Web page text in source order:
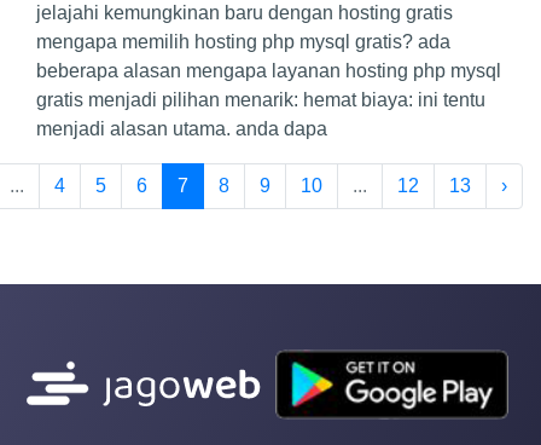
jelajahi kemungkinan baru dengan hosting gratis
mengapa memilih hosting php mysql gratis? ada
beberapa alasan mengapa layanan hosting php mysql
gratis menjadi pilihan menarik: hemat biaya: ini tentu
menjadi alasan utama. anda dapa
... 4 5 6 7 8 9 10 ... 12 13 ›